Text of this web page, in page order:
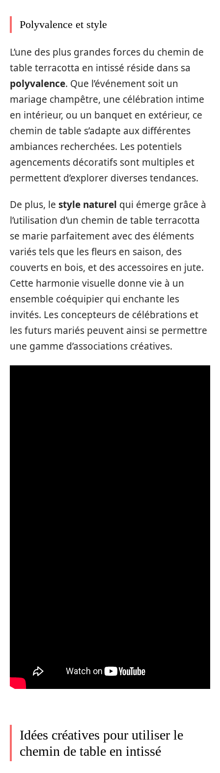
Polyvalence et style
L’une des plus grandes forces du chemin de
table terracotta en intissé réside dans sa
polyvalence. Que l’événement soit un
mariage champêtre, une célébration intime
en intérieur, ou un banquet en extérieur, ce
chemin de table s’adapte aux différentes
ambiances recherchées. Les potentiels
agencements décoratifs sont multiples et
permettent d’explorer diverses tendances.
De plus, le style naturel qui émerge grâce à
l’utilisation d’un chemin de table terracotta
se marie parfaitement avec des éléments
variés tels que les fleurs en saison, des
couverts en bois, et des accessoires en jute.
Cette harmonie visuelle donne vie à un
ensemble coéquipier qui enchante les
invités. Les concepteurs de célébrations et
les futurs mariés peuvent ainsi se permettre
une gamme d’associations créatives.
Idées créatives pour utiliser le
chemin de table en intissé